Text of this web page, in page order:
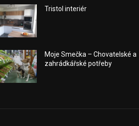
Tristol interiér
Moje Smečka – Chovatelské a
zahrádkářské potřeby